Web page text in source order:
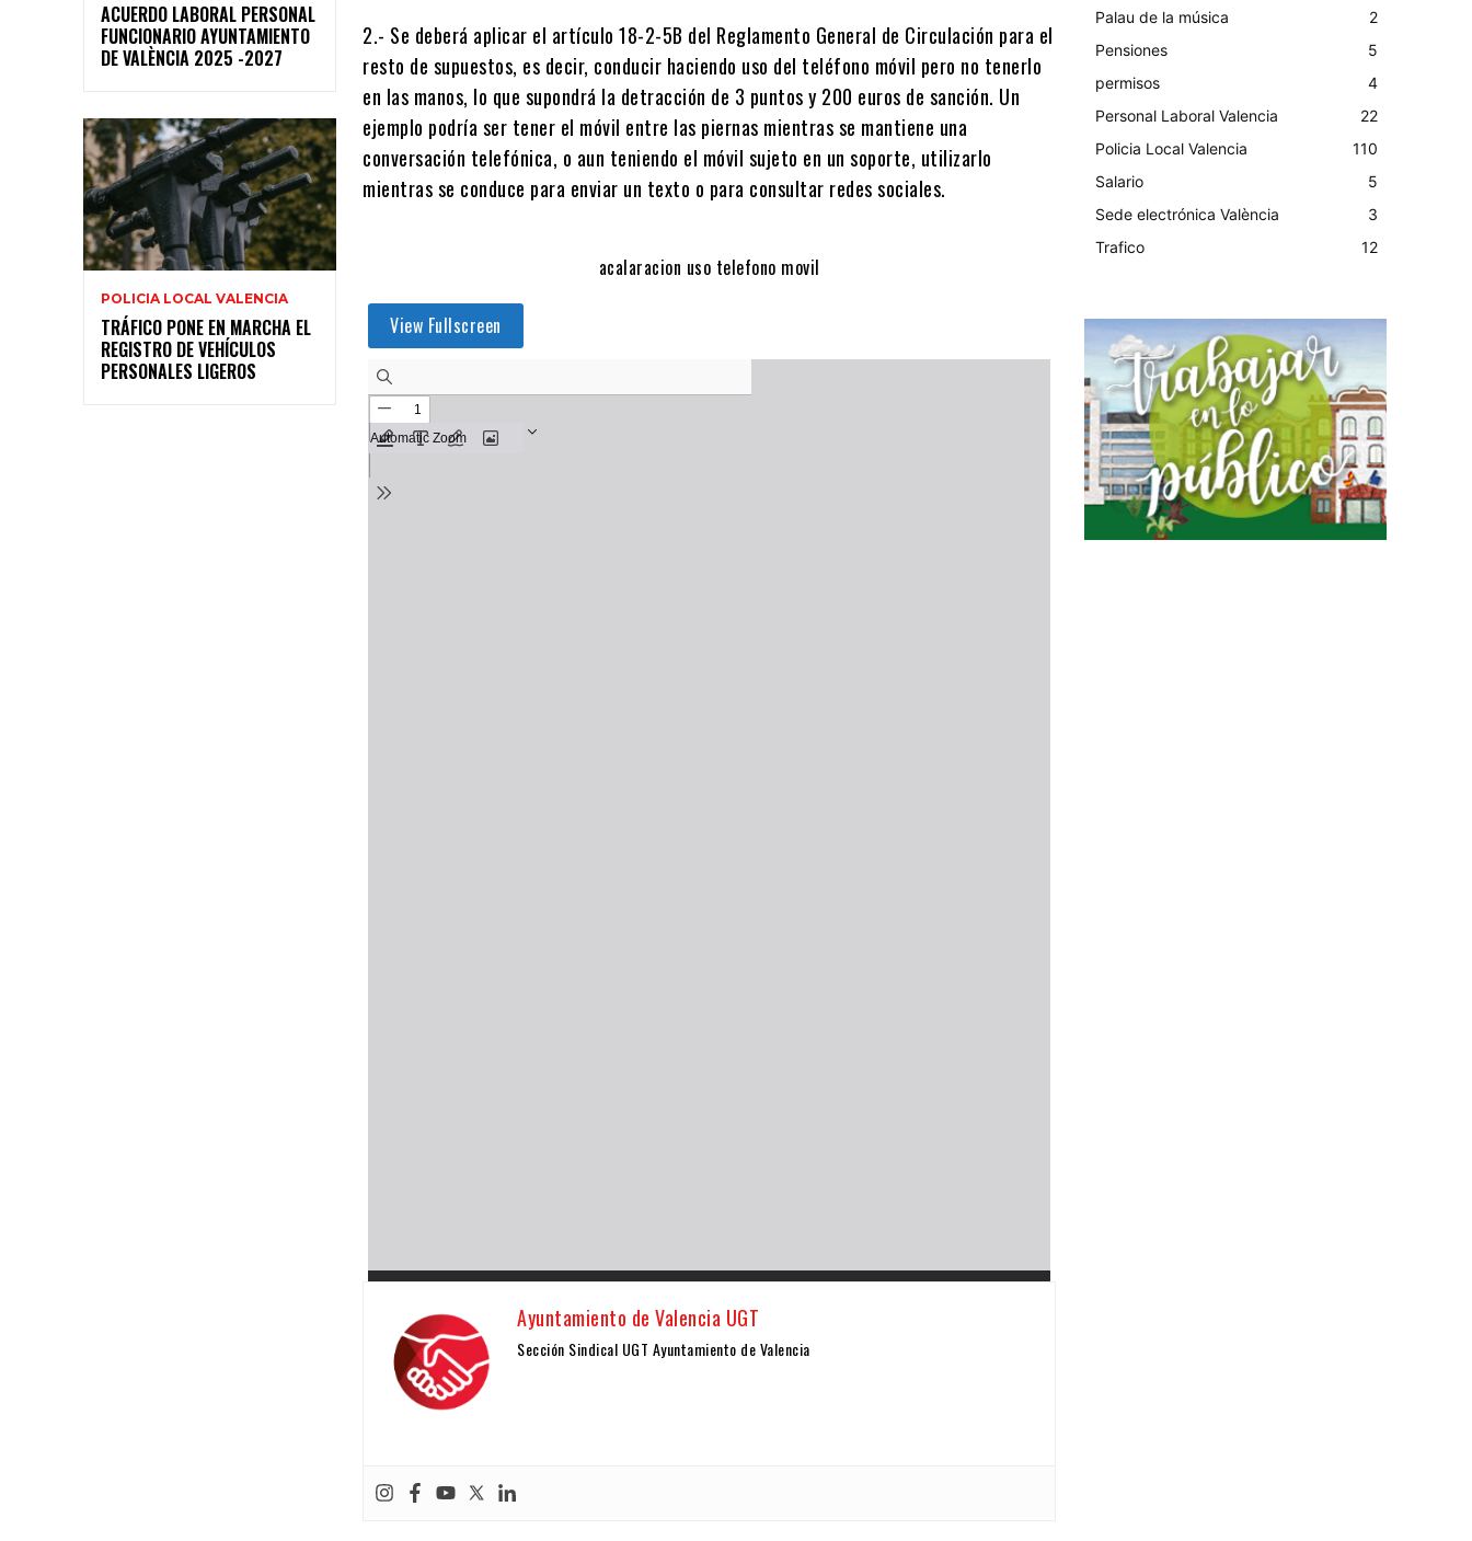
ACUERDO LABORAL PERSONAL
FUNCIONARIO AYUNTAMIENTO
DE VALÈNCIA 2025 -2027
POLICIA LOCAL VALENCIA
TRÁFICO PONE EN MARCHA EL
REGISTRO DE VEHÍCULOS
PERSONALES LIGEROS
2.- Se deberá aplicar el artículo 18-2-5B del Reglamento General de Circulación para el
resto de supuestos, es decir, conducir haciendo uso del teléfono móvil pero no tenerlo
en las manos, lo que supondrá la detracción de 3 puntos y 200 euros de sanción. Un
ejemplo podría ser tener el móvil entre las piernas mientras se mantiene una
conversación telefónica, o aun teniendo el móvil sujeto en un soporte, utilizarlo
mientras se conduce para enviar un texto o para consultar redes sociales.
acalaracion uso telefono movil
View Fullscreen
Ayuntamiento de Valencia UGT
Sección Sindical UGT Ayuntamiento de Valencia
Palau de la música
2
Pensiones
5
permisos
4
Personal Laboral Valencia
22
Policia Local Valencia
110
Salario
5
Sede electrónica València
3
Trafico
12